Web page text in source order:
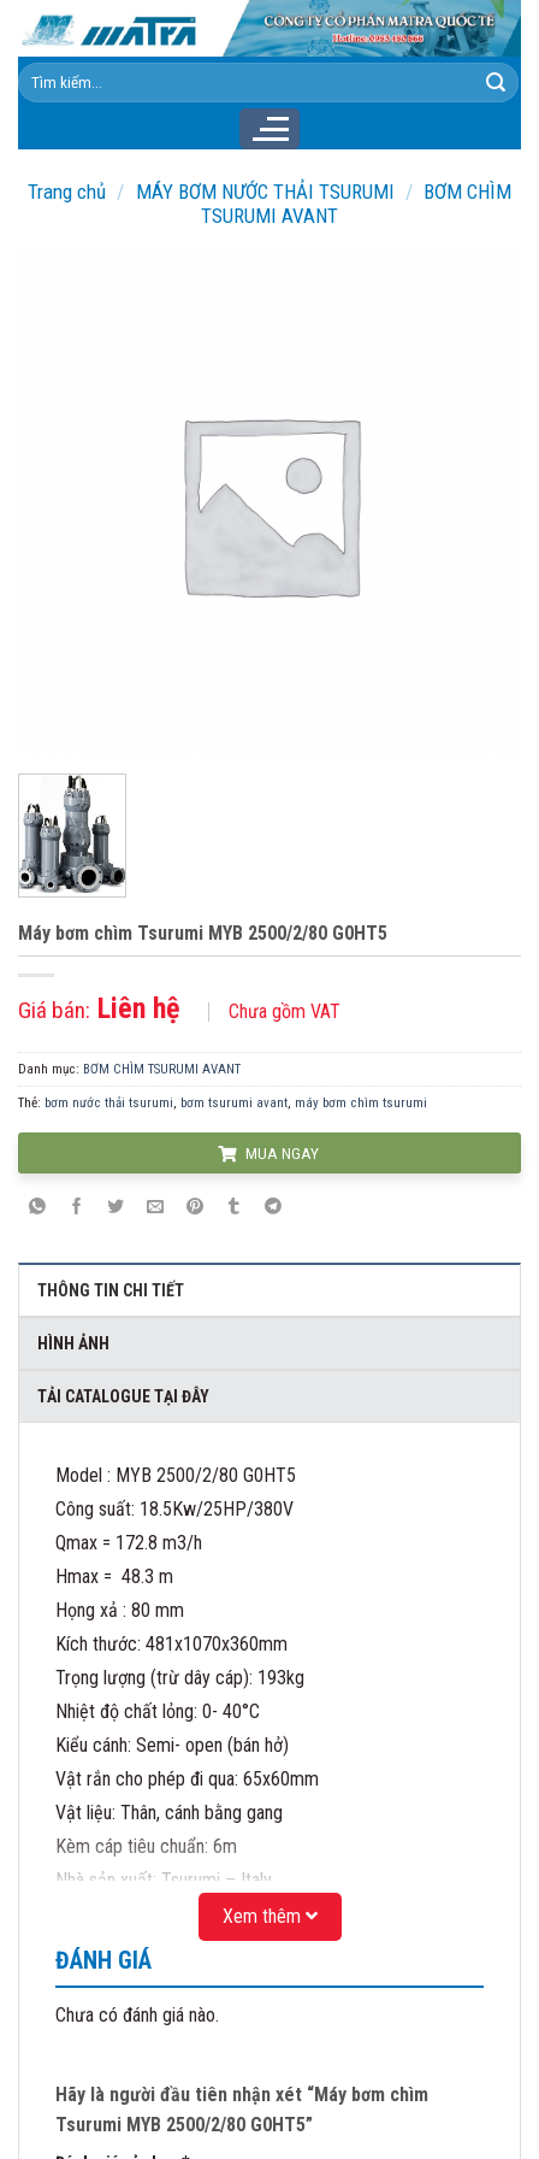
content
Tìm
kiếm:
Trang chủ / MÁY BƠM NƯỚC THẢI TSURUMI / BƠM CHÌM
TSURUMI AVANT
Máy bơm chìm Tsurumi MYB 2500/2/80 G0HT5
Giá bán: Liên hệ Chưa gồm VAT
Danh mục: BƠM CHÌM TSURUMI AVANT
Thẻ: bơm nước thải tsurumi, bơm tsurumi avant, máy bơm chìm tsurumi
MUA NGAY
THÔNG TIN CHI TIẾT
HÌNH ẢNH
TẢI CATALOGUE TẠI ĐÂY
Model : MYB 2500/2/80 G0HT5
Công suất: 18.5Kw/25HP/380V
Qmax = 172.8 m3/h
Hmax = 48.3 m
Họng xả : 80 mm
Kích thước: 481x1070x360mm
Trọng lượng (trừ dây cáp): 193kg
Nhiệt độ chất lỏng: 0- 40°C
Kiểu cánh: Semi- open (bán hở)
Vật rắn cho phép đi qua: 65x60mm
Vật liệu: Thân, cánh bằng gang
Kèm cáp tiêu chuẩn: 6m
Nhà sản xuất: Tsurumi – Italy
(Không bao gồm Bend kết nối DN80 như hình minh họa).
Ngoài ra chúng tôi còn cung cấp các sản phẩm máy thổi
khí chìm Tsurumi, máy khuấy chìm TSurumi, máy bơm
nước MAtra….
Địa chỉ: 41/1277 Giải Phóng- Hoàng Mai- HN
Đại diện Uỷ quyền của hãng bơm Tsurumi – Nhật
Đại diện Uỷ quyền của hãng bơm Matra – Italy
Xem thêm
ĐÁNH GIÁ
Chưa có đánh giá nào.
Hãy là người đầu tiên nhận xét “Máy bơm chìm
Tsurumi MYB 2500/2/80 G0HT5”